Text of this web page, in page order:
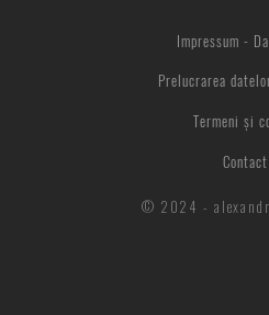
Prelucrarea
Impressum -
© 2024 -
Contact
Termeni și